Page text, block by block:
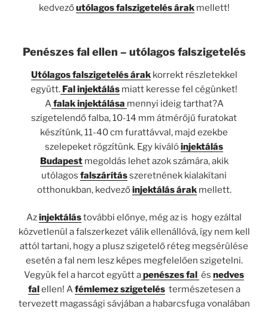
kedvezőutólagos falszigetelés árakmellett!
Penészes fal ellen – utólagos falszigetelés
Utólagos falszigetelés árakkorrekt részletekkel
együtt. Fal injektálás miatt keresse fel cégünket!
Afalak injektálása mennyi ideig tarthat?A
szigetelendő falba, 10-14 mm átmérőjű furatokat
készítünk, 11-40 cm furattávval, majd ezekbe
szelepeket rögzítünk. Egy kiválóinjektálás
Budapestmegoldás lehet azok számára, akik
utólagos falszárításszeretnének kialakítani
otthonukban, kedvezőinjektálás árakmellett.
Azinjektálástovábbi előnye, még az is hogy ezáltal
közvetlenül a falszerkezet válik ellenállóvá, így nem kell
attól tartani, hogy a plusz szigetelő réteg megsérülése
esetén a fal nem lesz képes megfelelően szigetelni.
Vegyük fel a harcot együtt apenészes fal és nedves
fal ellen! Afémlemez szigetelés természetesen a
tervezett magassági sávjában a habarcsfuga vonalában